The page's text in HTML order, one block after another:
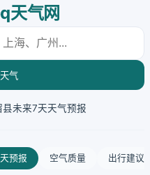
天气网
气
县未来7天天气预报
预报 空气质量 出行建议